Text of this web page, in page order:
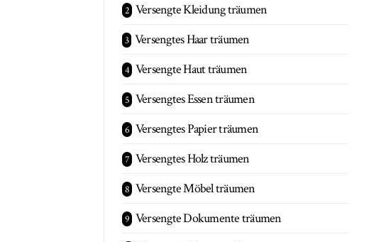
Versengte Kleidung träumen
Versengtes Haar träumen
Versengte Haut träumen
Versengtes Essen träumen
Versengtes Papier träumen
Versengtes Holz träumen
Versengte Möbel träumen
Versengte Dokumente träumen